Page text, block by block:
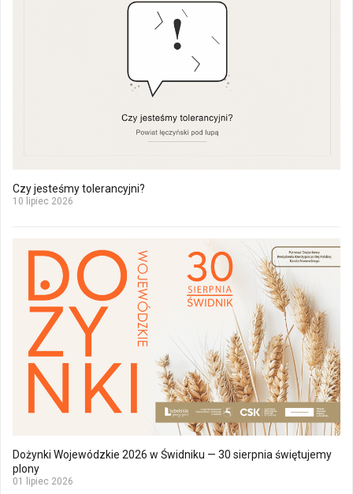
Czy jesteśmy tolerancyjni?
10 lipiec 2026
Dożynki Wojewódzkie 2026 w Świdniku — 30 sierpnia świętujemy
plony
01 lipiec 2026